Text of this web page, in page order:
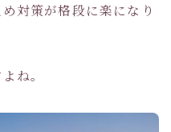
対策が格段に楽になり
ね。